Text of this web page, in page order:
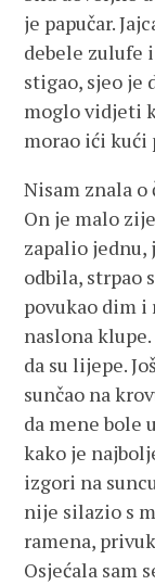
je papučar.
debele zulufe
stigao, sjeo je
moglo vidjeti
morao ići kući
Nisam znala o
On je malo
zapalio jednu,
odbila, strpao
povukao dim
naslona
da su lijepe.
sunčao na
da mene bole
kako je
izgori na
nije silazio s
ramena,
Osjećala sam